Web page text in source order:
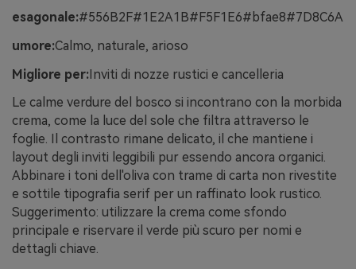
esagonale:#556B2F#1E2A1B#F5F1E6#bfae8#7D8C6A
umore:Calmo, naturale, arioso
Migliore per:Inviti di nozze rustici e cancelleria
Le calme verdure del bosco si incontrano con la morbida
crema, come la luce del sole che filtra attraverso le
foglie. Il contrasto rimane delicato, il che mantiene i
layout degli inviti leggibili pur essendo ancora organici.
Abbinare i toni dell'oliva con trame di carta non rivestite
e sottile tipografia serif per un raffinato look rustico.
Suggerimento: utilizzare la crema come sfondo
principale e riservare il verde più scuro per nomi e
dettagli chiave.